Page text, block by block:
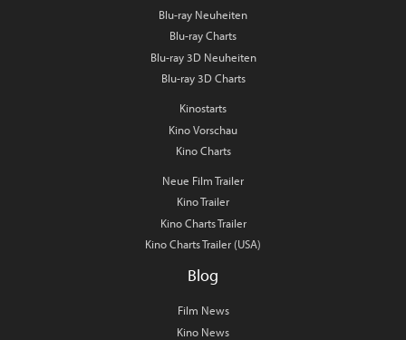
Blu-ray Neuheiten
Blu-ray Charts
Blu-ray 3D Neuheiten
Blu-ray 3D Charts
Kinostarts
Kino Vorschau
Kino Charts
Neue Film Trailer
Kino Trailer
Kino Charts Trailer
Kino Charts Trailer (USA)
Blog
Film News
Kino News